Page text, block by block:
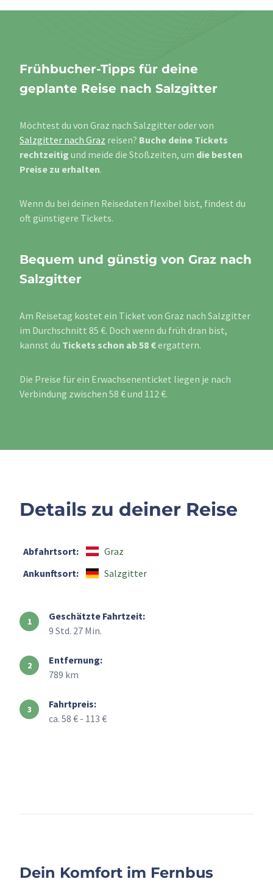
Frühbucher-Tipps für deine
geplante Reise nach Salzgitter
Möchtest du von Graz nach Salzgitter oder von
Salzgitter nach Graz reisen? Buche deine Tickets
rechtzeitig und meide die Stoßzeiten, um die besten
Preise zu erhalten.
Wenn du bei deinen Reisedaten flexibel bist, findest du
oft günstigere Tickets.
Bequem und günstig von Graz nach
Salzgitter
Am Reisetag kostet ein Ticket von Graz nach Salzgitter
im Durchschnitt 85 €. Doch wenn du früh dran bist,
kannst du Tickets schon ab 58 €ergattern.
Die Preise für ein Erwachsenenticket liegen je nach
Verbindung zwischen 58 € und 112 €.
Details zu deiner Reise
Abfahrtsort:
Graz
Ankunftsort:
Salzgitter
Geschätzte Fahrtzeit:
9 Std. 27 Min.
Entfernung:
789 km
Fahrtpreis:
ca. 58 € - 113 €
Dein Komfort im Fernbus